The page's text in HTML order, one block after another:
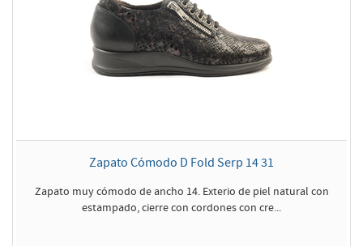
Zapato Cómodo D Fold Serp 14 31
Zapato muy cómodo de ancho 14. Exterio de piel natural con
estampado, cierre con cordones con cre...